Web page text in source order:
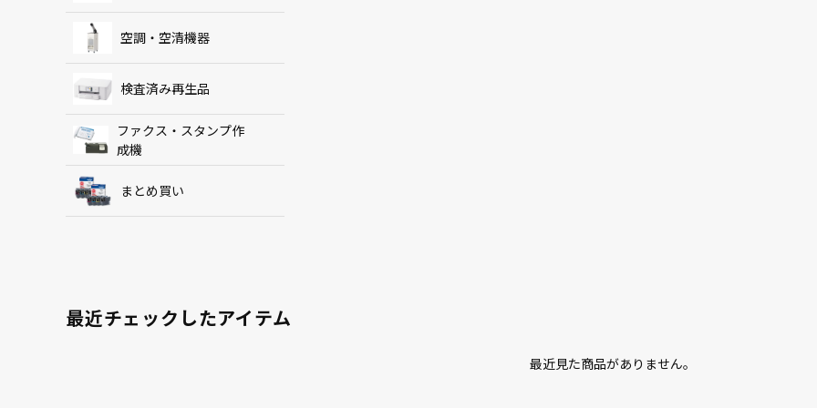
空調・空清機器
検査済み再生品
ファクス・スタンプ作
成機
まとめ買い
最近チェックしたアイテム
最近見た商品がありません。